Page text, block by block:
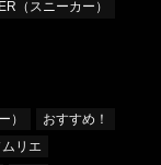
（スニーカー）
）
おすすめ！
リエ